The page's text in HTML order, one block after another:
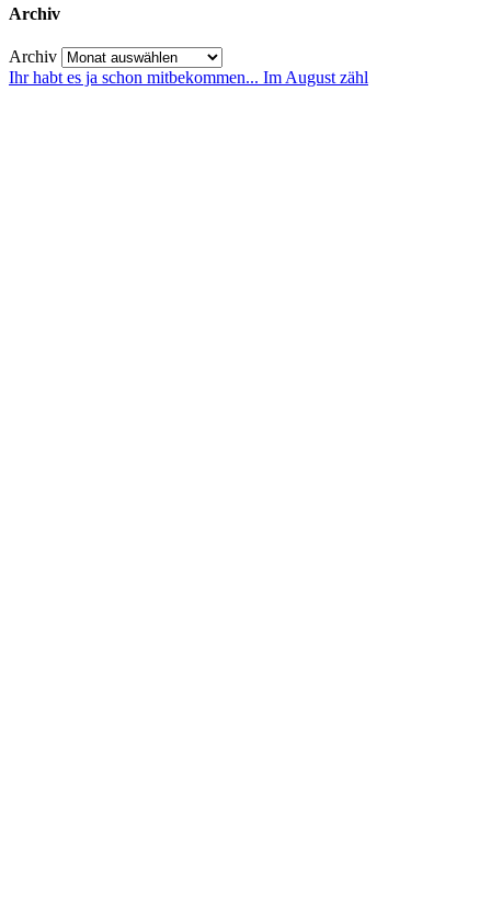
Archiv
Archiv
Ihr habt es ja schon mitbekommen... Im August zähl